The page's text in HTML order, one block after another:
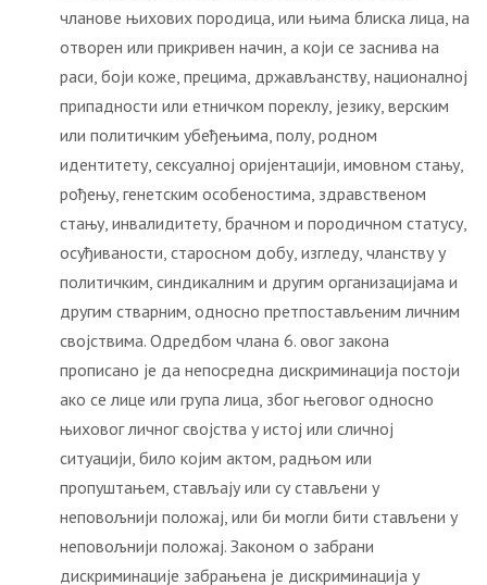
чланове њихових породица, или њима блиска лица, на
отворен или прикривен начин, а који се заснива на
раси, боји коже, прецима, држављанству, националној
припадности или етничком пореклу, језику, верским
или политичким убеђењима, полу, родном
идентитету, сексуалној оријентацији, имовном стању,
рођењу, генетским особеностима, здравственом
стању, инвалидитету, брачном и породичном статусу,
осуђиваности, старосном добу, изгледу, чланству у
политичким, синдикалним и другим организацијама и
другим стварним, односно претпостављеним личним
својствима. Одредбом члана 6. овог закона
прописано је да непосредна дискриминација постоји
ако се лице или група лица, због његовог односно
њиховог личног својства у истој или сличној
ситуацији, било којим актом, радњом или
пропуштањем, стављају или су стављени у
неповољнији положај, или би могли бити стављени у
неповољнији положај. Законом о забрани
дискриминације забрањена је дискриминација у